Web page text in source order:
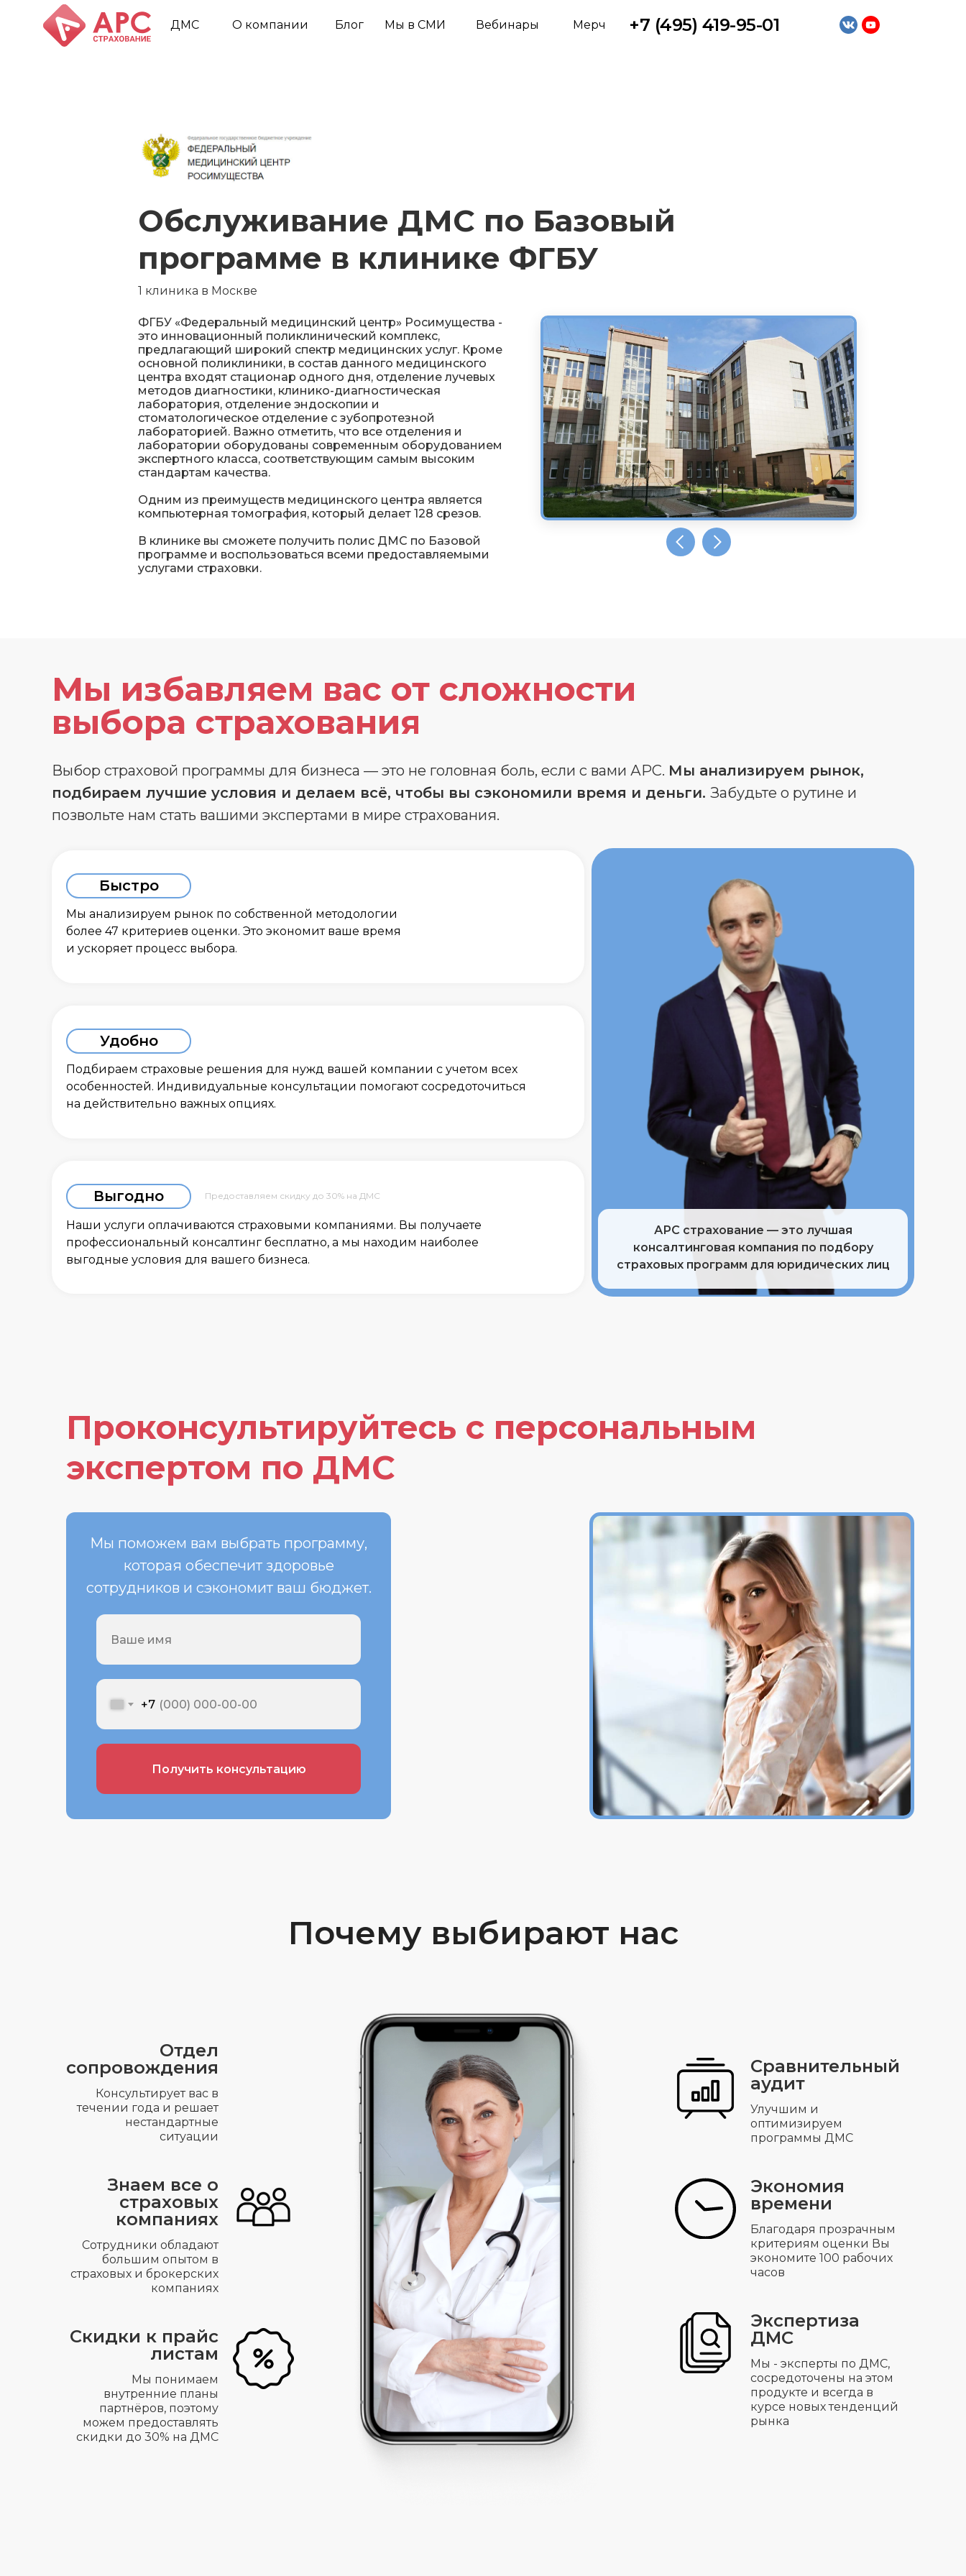
ДМС О компании Блог Мы в СМИ Вебинары Мерч +7 (495) 419-95-01
1 клиника в Москве
Обслуживание ДМС по Базовый
программе в клинике ФГБУ
ФГБУ «Федеральный медицинский центр» Росимущества -
это инновационный поликлинический комплекс,
предлагающий широкий спектр медицинских услуг. Кроме
основной поликлиники, в состав данного медицинского
центра входят стационар одного дня, отделение лучевых
методов диагностики, клинико-диагностическая
лаборатория, отделение эндоскопии и
стоматологическое отделение с зубопротезной
лабораторией. Важно отметить, что все отделения и
лаборатории оборудованы современным оборудованием
экспертного класса, соответствующим самым высоким
стандартам качества.
Одним из преимуществ медицинского центра является
компьютерная томография, который делает 128 срезов.
В клинике вы сможете получить полис ДМС по Базовой
программе и воспользоваться всеми предоставляемыми
услугами страховки.
Мы избавляем вас от сложности
выбора страхования
Выбор страховой программы для бизнеса — это не головная боль, если с вами АРС. Мы анализируем рынок,
подбираем лучшие условия и делаем всё, чтобы вы сэкономили время и деньги. Забудьте о рутине и
позвольте нам стать вашими экспертами в мире страхования.
АРС страхование — это лучшая
консалтинговая компания по подбору
страховых программ для юридических лиц
Быстро
Мы анализируем рынок по собственной методологии
более 47 критериев оценки. Это экономит ваше время
и ускоряет процесс выбора.
Удобно
Подбираем страховые решения для нужд вашей компании с учетом всех
особенностей. Индивидуальные консультации помогают сосредоточиться
на действительно важных опциях.
Выгодно
Наши услуги оплачиваются страховыми компаниями. Вы получаете
профессиональный консалтинг бесплатно, а мы находим наиболее
выгодные условия для вашего бизнеса.
Предоставляем скидку до 30% на ДМС
Проконсультируйтесь с персональным
экспертом по ДМС
часов!
+7
Получить консультацию
Мы поможем вам выбрать программу,
которая обеспечит здоровье
сотрудников и сэкономит ваш бюджет.
Почему выбирают нас
Отдел
сопровождения
Консультирует вас в
течении года и решает
нестандартные
ситуации
Знаем все о
страховых
компаниях
Сотрудники обладают
большим опытом в
страховых и брокерских
компаниях
Скидки к прайс
листам
Мы понимаем
внутренние планы
партнёров, поэтому
можем предоставлять
скидки до 30% на ДМС
Сравнительный
аудит
Улучшим и
оптимизируем
программы ДМС
Экономия
времени
Благодаря прозрачным
критериям оценки Вы
экономите 100 рабочих
часов
Экспертиза
ДМС
Мы - эксперты по ДМС,
сосредоточены на этом
продукте и всегда в
курсе новых тенденций
рынка